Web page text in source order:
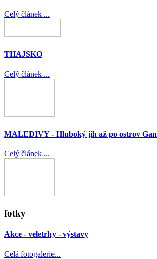
Celý článek ...
THAJSKO
Celý článek ...
MALEDIVY - Hluboký jih až po ostrov Gan
Celý článek ...
fotky
Akce - veletrhy - výstavy
Celá fotogalerie...